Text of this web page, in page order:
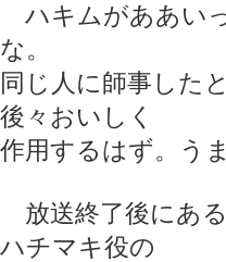
ハキムがああい
な。
同じ人に師事した
後々おいしく
作用するはず。う
放送終了後にあ
ハチマキ役の